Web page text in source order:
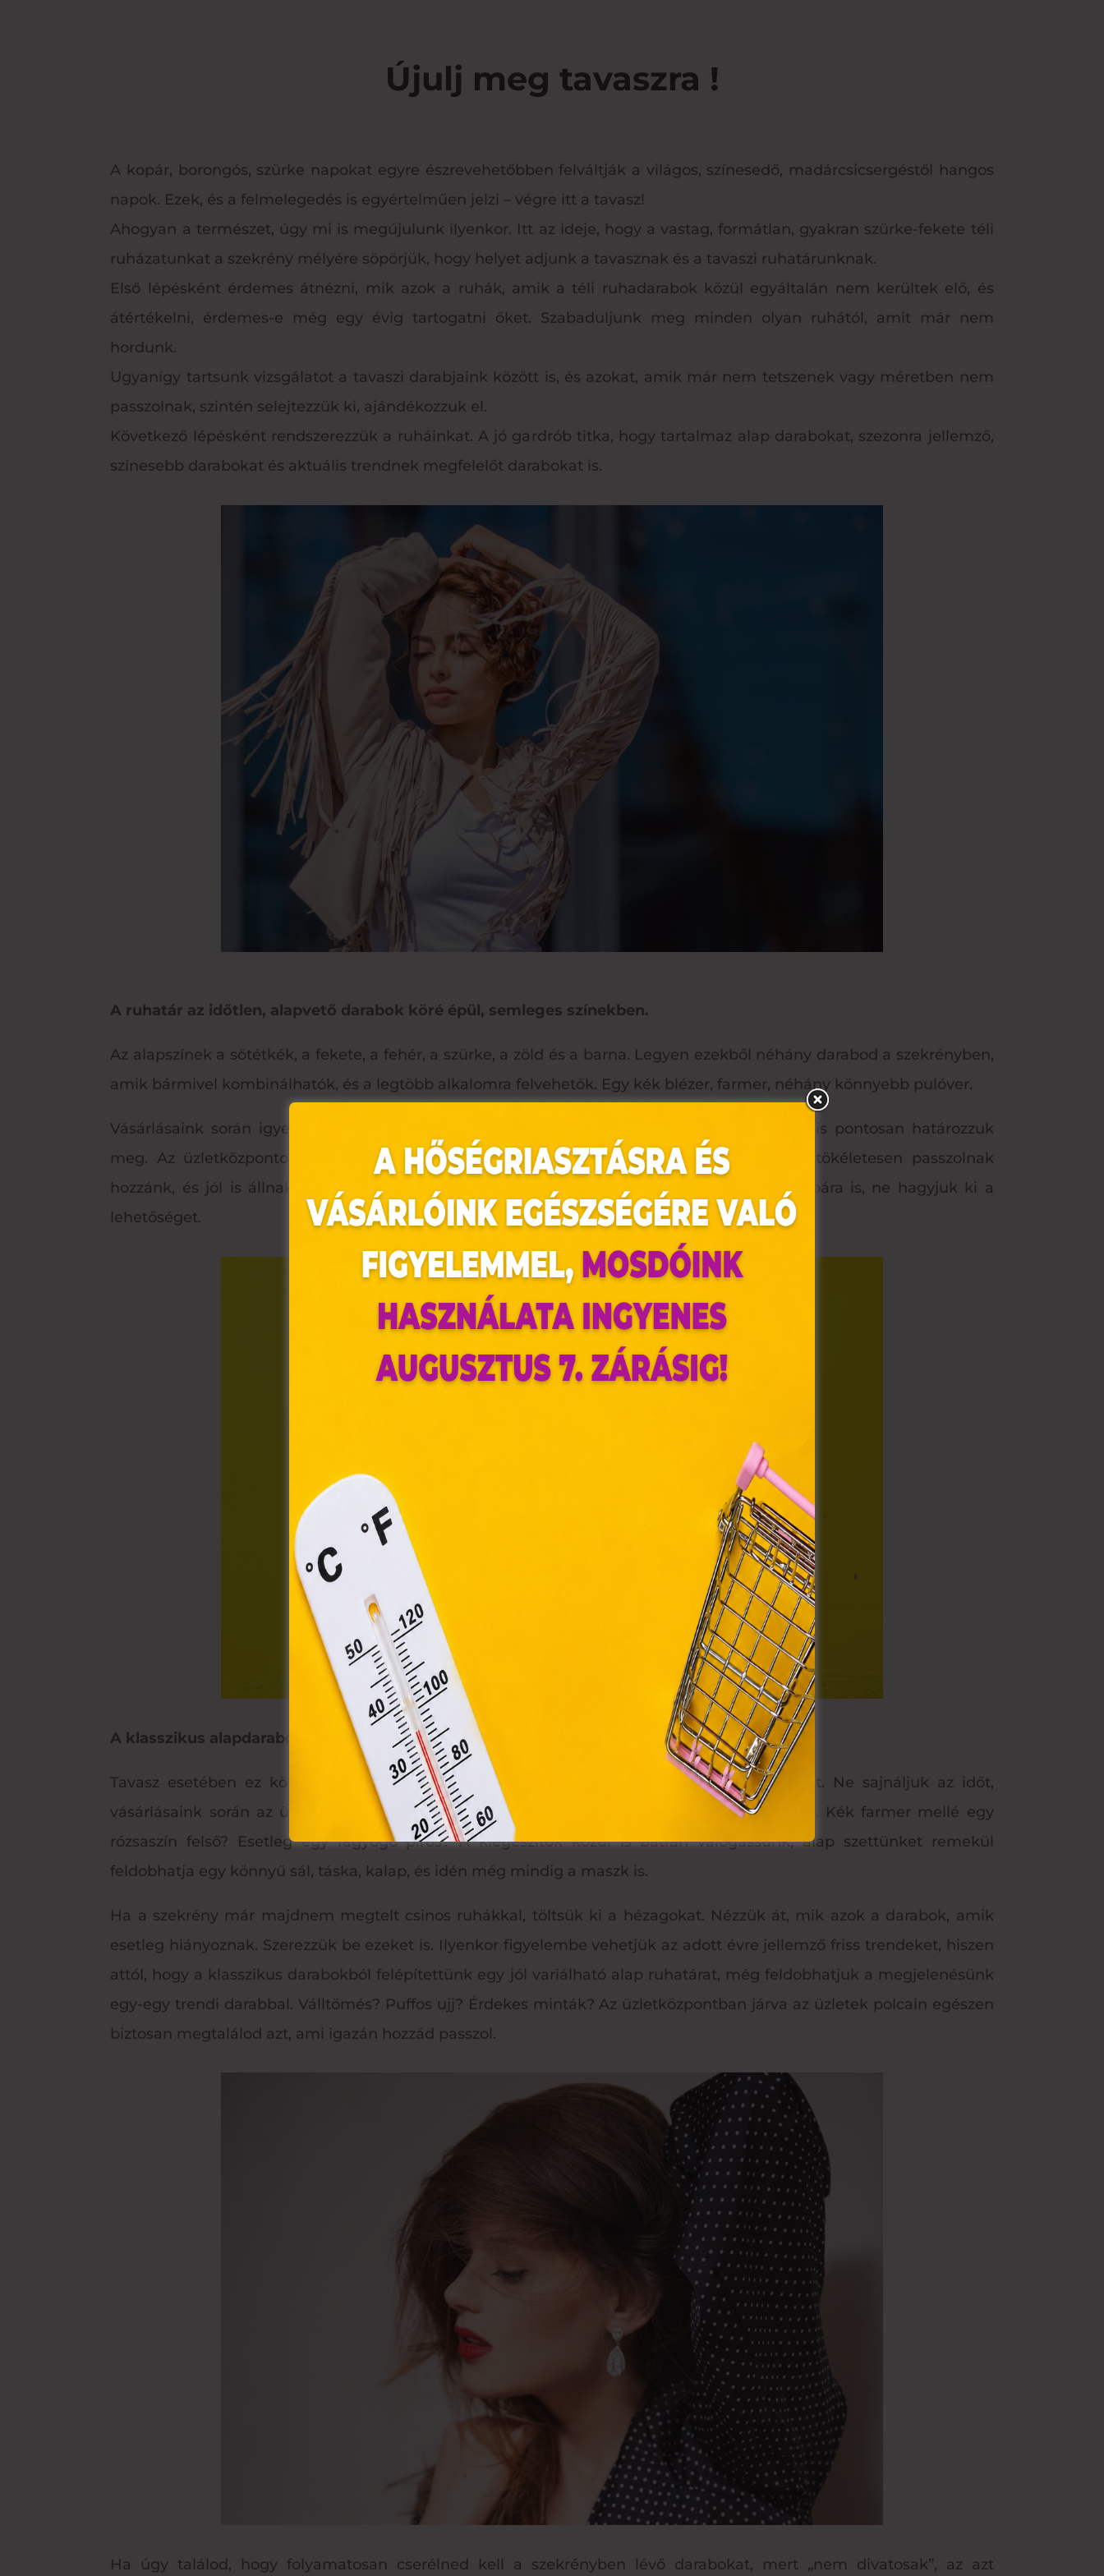
Újulj meg tavaszra !
A kopár, borongós, szürke napokat egyre észrevehetőbben felváltják a világos, színesedő, madárcsicsergéstől hangos
napok. Ezek, és a felmelegedés is egyértelműen jelzi – végre itt a tavasz!
Ahogyan a természet, úgy mi is megújulunk ilyenkor. Itt az ideje, hogy a vastag, formátlan, gyakran szürke-fekete téli
ruházatunkat a szekrény mélyére söpörjük, hogy helyet adjunk a tavasznak és a tavaszi ruhatárunknak.
Első lépésként érdemes átnézni, mik azok a ruhák, amik a téli ruhadarabok közül egyáltalán nem kerültek elő, és
átértékelni, érdemes-e még egy évig tartogatni őket. Szabaduljunk meg minden olyan ruhától, amit már nem
hordunk.
Ugyanígy tartsunk vizsgálatot a tavaszi darabjaink között is, és azokat, amik már nem tetszenek vagy méretben nem
passzolnak, szintén selejtezzük ki, ajándékozzuk el.
Következő lépésként rendszerezzük a ruháinkat. A jó gardrób titka, hogy tartalmaz alap darabokat, szezonra jellemző,
színesebb darabokat és aktuális trendnek megfelelőt darabokat is.
A ruhatár az időtlen, alapvető darabok köré épül, semleges színekben.
Az alapszínek a sötétkék, a fekete, a fehér, a szürke, a zöld és a barna. Legyen ezekből néhány darabod a szekrényben,
amik bármivel kombinálhatók, és a legtöbb alkalomra felvehetők. Egy kék blézer, farmer, néhány könnyebb pulóver.
Vásárlásaink során igyekezzünk stílusunknak megfelelő darabokat választani, és a méretet is pontosan határozzuk
meg. Az üzletközpontok bőséges árukínálatából válogassuk ki azokat a darabokat, amik tökéletesen passzolnak
hozzánk, és jól is állnak rajtunk. A széles választék mellett mindenhol van lehetőség a próbára is, ne hagyjuk ki a
lehetőséget.
A klasszikus alapdarabok után a tavaszi ruhatárunkban kapjanak helyet a szezonális színek.
Tavasz esetében ez könnyebb szöveteket, valamint világosabb és élénkebb színeket jelent. Ne sajnáljuk az időt,
vásárlásaink során az üzletközpontban keresse a szemünk az élénk, friss, tavaszi színeket is. Kék farmer mellé egy
rózsaszín felső? Esetleg egy ragyogó piros? A kiegészítők közül is bátran válogassunk, alap szettünket remekül
feldobhatja egy könnyű sál, táska, kalap, és idén még mindig a maszk is.
Ha a szekrény már majdnem megtelt csinos ruhákkal, töltsük ki a hézagokat. Nézzük át, mik azok a darabok, amik
esetleg hiányoznak. Szerezzük be ezeket is. Ilyenkor figyelembe vehetjük az adott évre jellemző friss trendeket, hiszen
attól, hogy a klasszikus darabokból felépítettünk egy jól variálható alap ruhatárat, még feldobhatjuk a megjelenésünk
egy-egy trendi darabbal. Válltömés? Puffos ujj? Érdekes minták? Az üzletközpontban járva az üzletek polcain egészen
biztosan megtalálod azt, ami igazán hozzád passzol.
Ha úgy találod, hogy folyamatosan cserélned kell a szekrényben lévő darabokat, mert „nem divatosak”, az azt
Ez az oldal sütiket használ
Weboldalunkon „cookie"-kat (továbbiakban „süti") alkalmazunk. Ezek olyan
fájlok, melyek információt tárolnak webes böngészőjében. Ehhez az Ön
elektronikus kereskedelmi szolgáltatások, az információs társadalommal
összefüggő szolgáltatások egyes kérdéseiről szóló 2001. évi CVIII.
törvény, valamint az Európai Unió előírásainak megfelelően használjuk. Azon
weblapoknak, melyek az Európai Unió országain belül működnek, a „sütik"
használatához, és ezeknek a felhasználó számítógépén vagy egyéb
eszközén történő tárolásához a felhasználók hozzájárulását kell kérniük.
Módosítom a beállításokat